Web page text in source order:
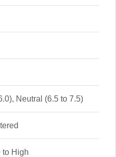
Neutral (6.5 to 7.5)
to High